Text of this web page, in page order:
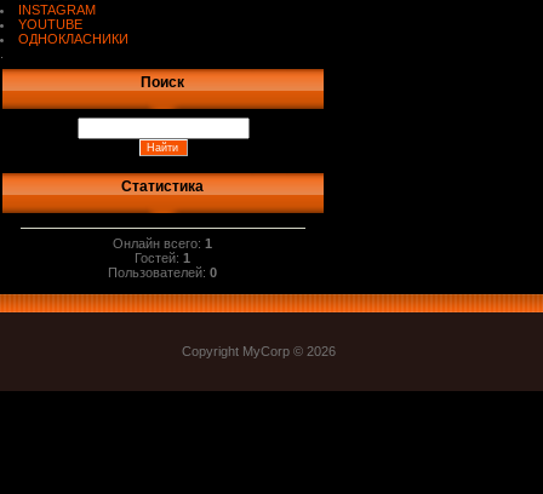
INSTAGRAM
YOUTUBE
ОДНОКЛАСНИКИ
Поиск
Статистика
Онлайн всего:1
Гостей:1
Пользователей:0
Copyright MyCorp © 2026